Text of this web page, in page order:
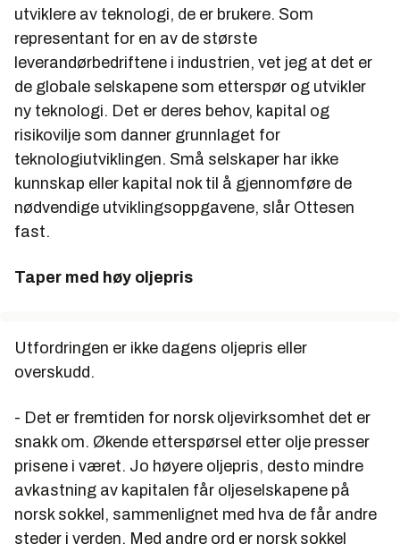
utviklere av teknologi, de er brukere. Som
representant for en av de største
leverandørbedriftene i industrien, vet jeg at det er
de globale selskapene som etterspør og utvikler
ny teknologi. Det er deres behov, kapital og
risikovilje som danner grunnlaget for
teknologiutviklingen. Små selskaper har ikke
kunnskap eller kapital nok til å gjennomføre de
nødvendige utviklingsoppgavene, slår Ottesen
fast.
Taper med høy oljepris
Utfordringen er ikke dagens oljepris eller
overskudd.
- Det er fremtiden for norsk oljevirksomhet det er
snakk om. Økende etterspørsel etter olje presser
prisene i været. Jo høyere oljepris, desto mindre
avkastning av kapitalen får oljeselskapene på
norsk sokkel, sammenlignet med hva de får andre
steder i verden. Med andre ord er norsk sokkel